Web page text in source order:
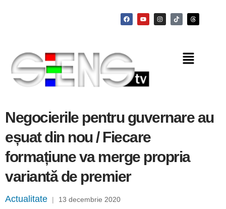
Negocierile pentru guvernare au
eșuat din nou / Fiecare
formațiune va merge propria
variantă de premier
Actualitate | 13 decembrie 2020